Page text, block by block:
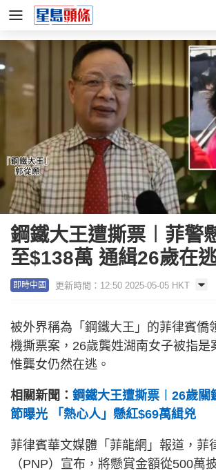
鋼鐵大王遭撕票︱菲警
至$138萬 通緝26歲在
即時中國 更新時間：12:50 2025-05-05 HKT
被外界稱為「鋼鐵大王」的菲律賓僑
機撕票案，26歲龔姓湖南女子被指是
惟龔女仍然在逃。
相關新聞： 鋼鐵大王遭撕票︱26歲關
節曝光 「熱心人」懸紅$69萬緝兇
菲律賓華文媒體「菲龍網」報道，菲
（PNP）宣布，將懸賞金額從500萬